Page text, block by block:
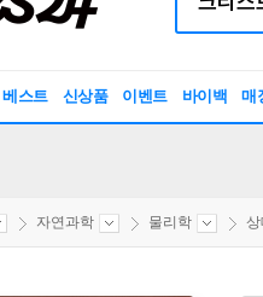
베스트 신상품 이벤트 바이백 매
자연과학 물리학 상